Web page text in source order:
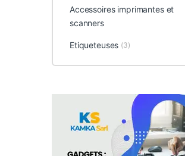
Accessoires imprimantes et
scanners
Etiqueteuses (3)